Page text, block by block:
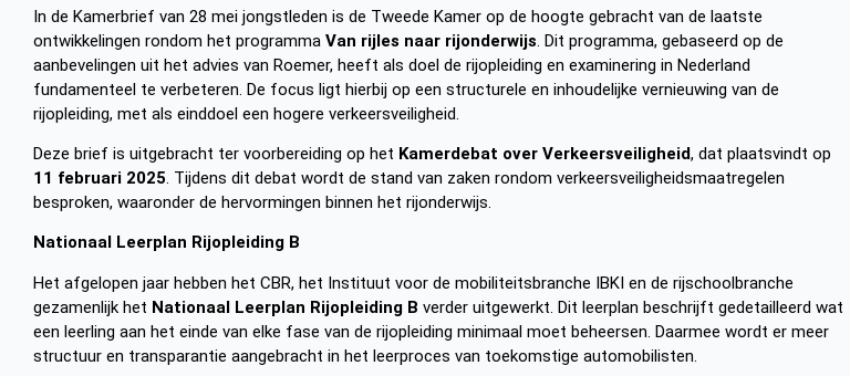
In de Kamerbrief van 28 mei jongstleden is de Tweede Kamer op de hoogte gebracht van de laatste
ontwikkelingen rondom het programma Van rijles naar rijonderwijs. Dit programma, gebaseerd op de
aanbevelingen uit het advies van Roemer, heeft als doel de rijopleiding en examinering in Nederland
fundamenteel te verbeteren. De focus ligt hierbij op een structurele en inhoudelijke vernieuwing van de
rijopleiding, met als einddoel een hogere verkeersveiligheid.
Deze brief is uitgebracht ter voorbereiding op het Kamerdebat over Verkeersveiligheid, dat plaatsvindt op
11 februari 2025. Tijdens dit debat wordt de stand van zaken rondom verkeersveiligheidsmaatregelen
besproken, waaronder de hervormingen binnen het rijonderwijs.
Nationaal Leerplan Rijopleiding B
Het afgelopen jaar hebben het CBR, het Instituut voor de mobiliteitsbranche IBKI en de rijschoolbranche
gezamenlijk het Nationaal Leerplan Rijopleiding B verder uitgewerkt. Dit leerplan beschrijft gedetailleerd wat
een leerling aan het einde van elke fase van de rijopleiding minimaal moet beheersen. Daarmee wordt er meer
structuur en transparantie aangebracht in het leerproces van toekomstige automobilisten.